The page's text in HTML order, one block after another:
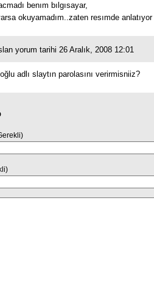
benım bılgısayar,
okuyamadım..zaten resımde
yorum tarihi 26 Aralık, 2008 12:01
adlı slaytın parolasını verirmisniiz?